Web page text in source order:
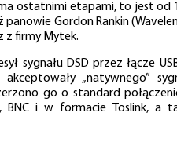
ostatnimi etapami, to jest od
panowie Gordon Rankin
z firmy Mytek.
sygnału DSD przez łącze
„natywnego”
go o standard
BNC i w formacie Toslink, a